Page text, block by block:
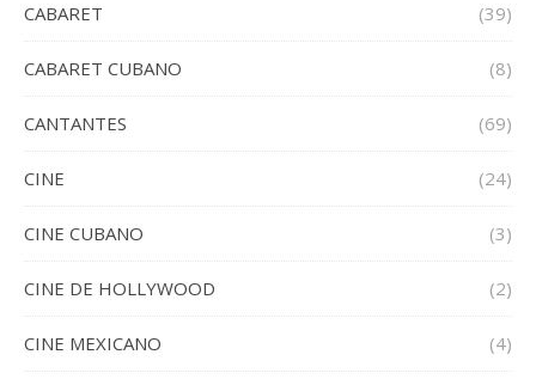
CABARET (39)
CABARET CUBANO (8)
CANTANTES (69)
CINE (24)
CINE CUBANO (3)
CINE DE HOLLYWOOD (2)
CINE MEXICANO (4)